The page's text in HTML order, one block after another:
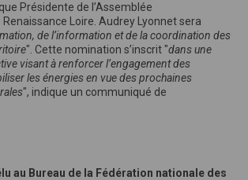
Présidente de l’Assemblée
Loire. Audrey Lyonnet sera
de l’information et de la coordination des
". Cette nomination s’inscrit "dans une
visant à renforcer l’engagement des
les énergies en vue des prochaines
", indique un communiqué de
au Bureau de la Fédération nationale des